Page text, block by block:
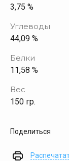
3,75 %
Углеводы
44,09 %
Белки
11,58 %
Вес
150 гр.
Поделиться